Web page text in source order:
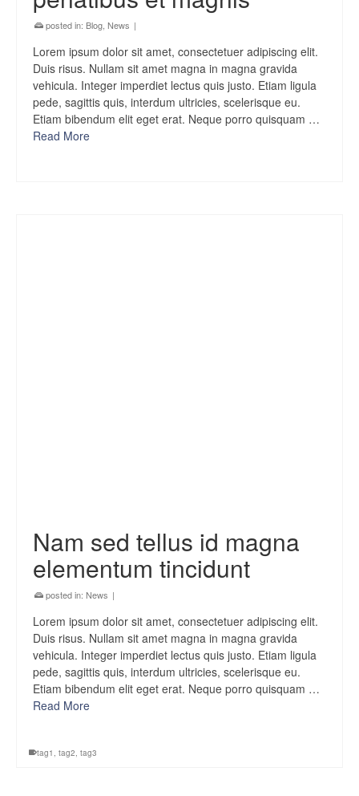
posted in: Blog News |
Lorem ipsum dolor sit amet, consectetuer adipiscing elit.
Duis risus. Nullam sit amet magna in magna gravida
vehicula. Integer imperdiet lectus quis justo. Etiam ligula
pede, sagittis quis, interdum ultricies, scelerisque eu.
Etiam bibendum elit eget erat. Neque porro quisquam …
Read More
Nam sed tellus id magna
elementum tincidunt
posted in: News |
Lorem ipsum dolor sit amet, consectetuer adipiscing elit.
Duis risus. Nullam sit amet magna in magna gravida
vehicula. Integer imperdiet lectus quis justo. Etiam ligula
pede, sagittis quis, interdum ultricies, scelerisque eu.
Etiam bibendum elit eget erat. Neque porro quisquam …
Read More
tag1 , tag2, tag3